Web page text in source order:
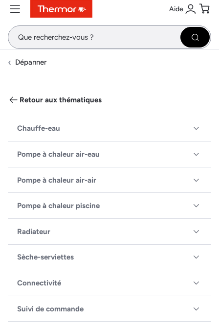
ContenuMenuRecherche Aide
Se
Dépanner
Retour aux thématiques
Chauffe-eau
Pompe à chaleur air-eau
Pompe à chaleur air-air
Pompe à chaleur piscine
Radiateur
Sèche-serviettes
Connectivité
Suivi de commande